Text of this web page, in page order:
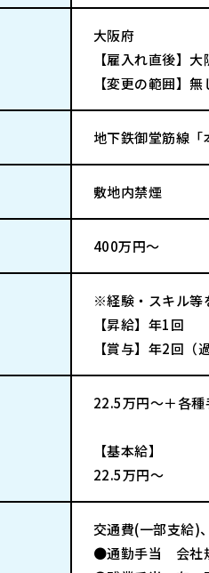
大阪府
【雇入れ直後】
【変更の範囲】無
地下鉄御堂筋線
敷地内禁煙
400万円～
※経験・スキル等
【昇給】年1回
【賞与】年2回（
22.5万円～＋各種
【基本給】
22.5万円～
交通費(一部支給)
●通勤手当 会社